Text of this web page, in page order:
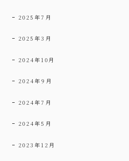
2025年7月
2025年3月
2024年10月
2024年9月
2024年7月
2024年5月
2023年12月